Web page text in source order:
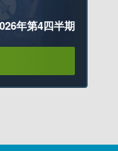
年第4四半期